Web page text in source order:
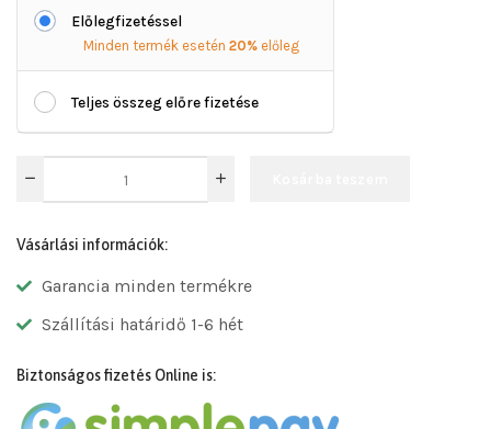
Előlegfizetéssel
Minden termék esetén 20% előleg
Teljes összeg előre fizetése
Vásárlási információk:
Garancia minden termékre
Szállítási határidő 1-6 hét
Biztonságos fizetés Online is: